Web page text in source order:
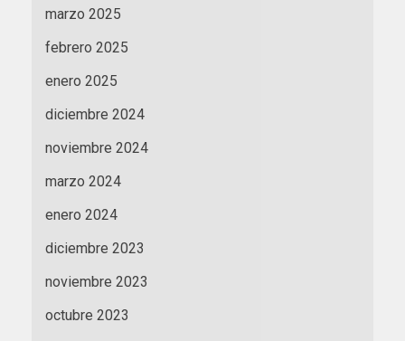
marzo 2025
febrero 2025
enero 2025
diciembre 2024
noviembre 2024
marzo 2024
enero 2024
diciembre 2023
noviembre 2023
octubre 2023